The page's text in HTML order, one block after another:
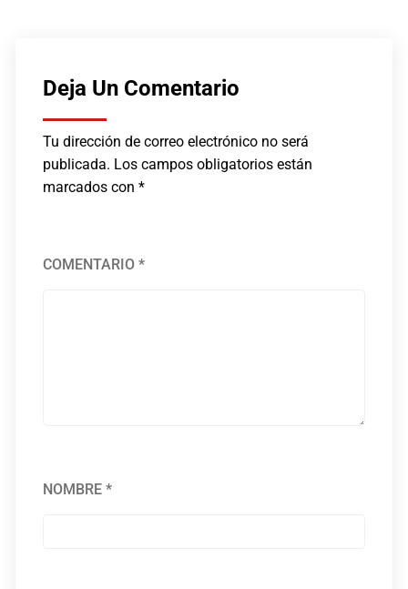
Deja Un Comentario
Tu dirección de correo electrónico no será
publicada. Los campos obligatorios están
marcados con*
COMENTARIO*
NOMBRE*